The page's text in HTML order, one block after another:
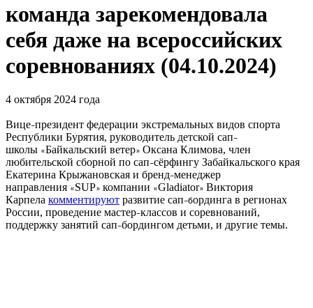
команда зарекомендовала
себя даже на всероссийских
соревнованиях (04.10.2024)
4 октября 2024 года
Вице–президент федерации экстремальных видов спорта
Республики Бурятия, руководитель детской сап–
школы «Байкальский ветер» Оксана Климова, член
любительской сборной по сап–сёрфингу Забайкальского края
Екатерина Крыжановская и бренд–менеджер
направления «SUP» компании «Gladiator» Виктория
Карпела комментируют развитие сап–бординга в регионах
России, проведение мастер–классов и соревнований,
поддержку занятий сап–бордингом детьми, и другие темы.